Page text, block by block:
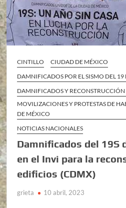
CINTILLO
CIUDAD DE MÉXICO
DAMNIFICADOS POR EL SISMO DEL 19
DAMNIFICADOS Y
MOVILIZACIONES Y PROTESTAS DE
DE MÉXICO
NOTICIAS NACIONALES
Damnificados del 19S
en el Invi para la
edificios (CDMX)
grieta 10 abril, 2023